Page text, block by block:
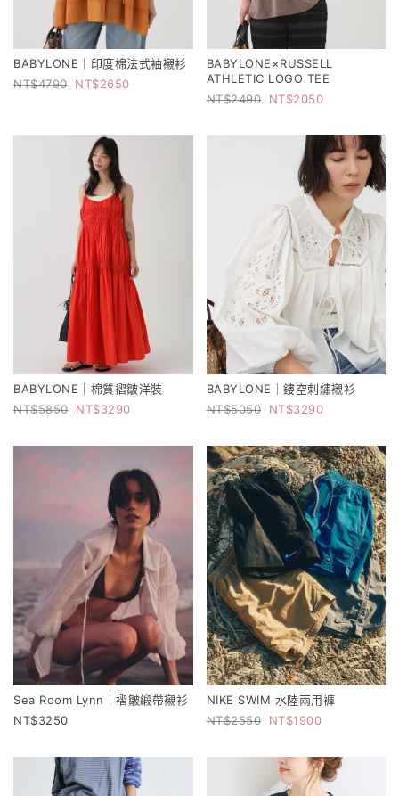
BABYLONE｜印度棉法式袖襯衫
4790
2650
BABYLONE×RUSSELL
ATHLETIC LOGO TEE
2490
2050
BABYLONE｜棉質褶皺洋裝
5850
3290
BABYLONE｜鏤空刺繡襯衫
5050
3290
Sea Room Lynn｜褶皺緞帶襯衫
3250
NIKE SWIM 水陸兩用褲
2550
1900